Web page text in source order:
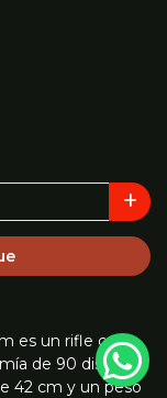
es un rifle con
de 90 disparos.
42 cm y un peso